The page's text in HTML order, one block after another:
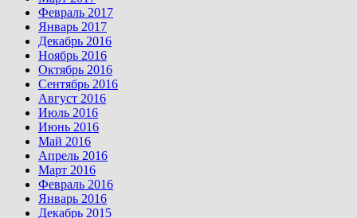
Февраль 2017
Январь 2017
Декабрь 2016
Ноябрь 2016
Октябрь 2016
Сентябрь 2016
Август 2016
Июль 2016
Июнь 2016
Май 2016
Апрель 2016
Март 2016
Февраль 2016
Январь 2016
Декабрь 2015